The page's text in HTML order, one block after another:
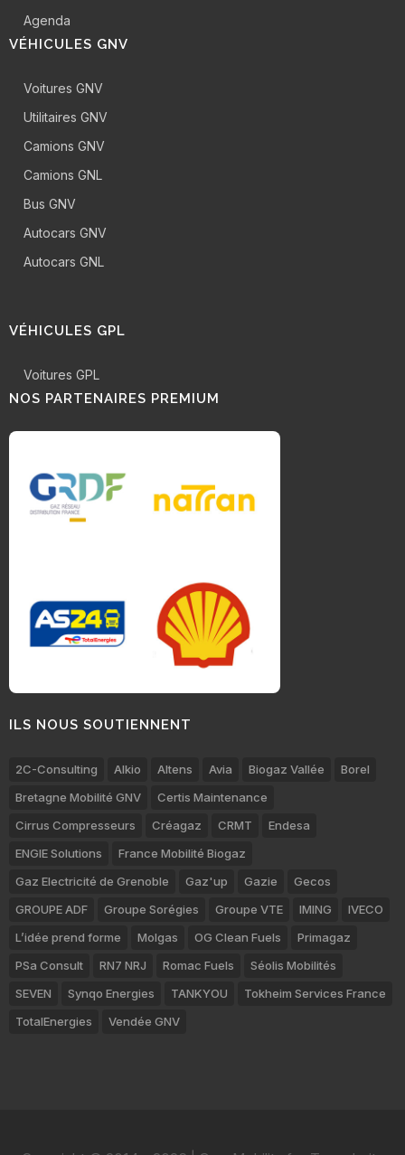
Agenda
VÉHICULES GNV
Voitures GNV
Utilitaires GNV
Camions GNV
Camions GNL
Bus GNV
Autocars GNV
Autocars GNL
VÉHICULES GPL
Voitures GPL
NOS PARTENAIRES PREMIUM
ILS NOUS SOUTIENNENT
2C-Consulting Alkio Altens Avia Biogaz Vallée
Borel
Bretagne Mobilité GNV
Certis Maintenance
Cirrus Compresseurs
Créagaz CRMT
Endesa
ENGIE Solutions
France Mobilité Biogaz
Gaz Electricité de Grenoble
Gaz'up Gazie
Gecos
GROUPE ADF
Groupe Sorégies Groupe VTE IMING
IVECO
L’idée prend forme
Molgas OG Clean Fuels
Primagaz
PSa Consult
RN7 NRJ Romac Fuels
Séolis Mobilités
SEVEN
Synqo Energies TANKYOU
Tokheim Services France
TotalEnergies
Vendée GNV